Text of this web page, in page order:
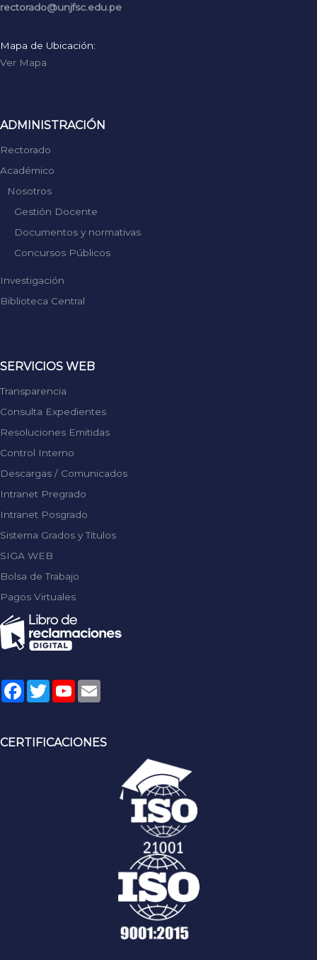
rectorado@unjfsc.edu.pe
Mapa de Ubicación:
Ver Mapa
ADMINISTRACIÓN
Rectorado
Académico
Nosotros
Gestión Docente
Documentos y normativas
Concursos Públicos
Investigación
Biblioteca Central
SERVICIOS WEB
Transparencia
Consulta Expedientes
Resoluciones Emitidas
Control Interno
Descargas / Comunicados
Intranet Pregrado
Intranet Posgrado
Sistema Grados y Titulos
SIGA WEB
Bolsa de Trabajo
Pagos Virtuales
Facebook
TwitterYouTube
CERTIFICACIONES